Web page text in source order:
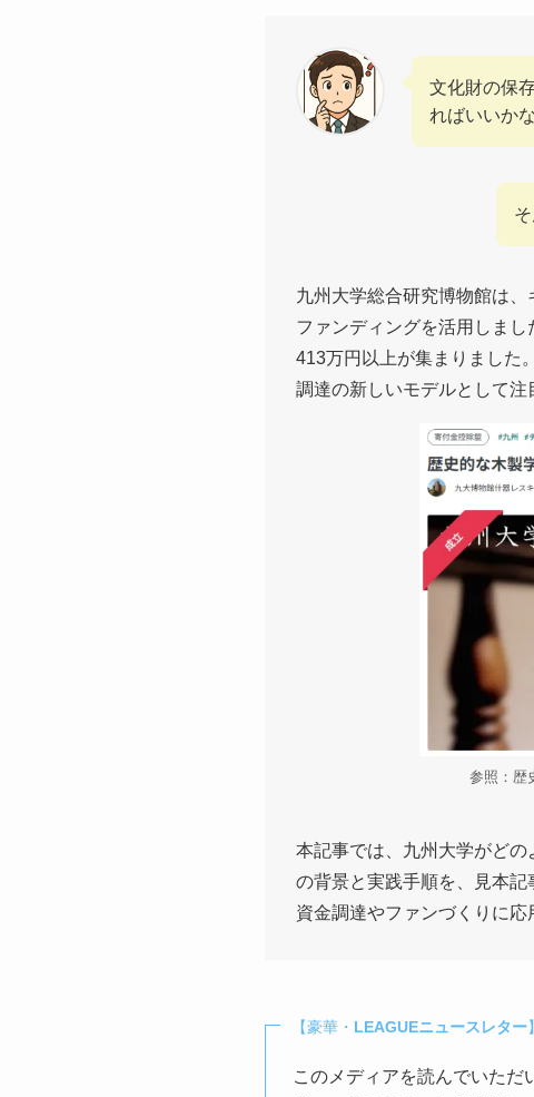
文化財の保
ればいいか
九州大学総合研究博物館は
ファンディングを活用しま
413万円以上が集まりました
調達の新しいモデルとして注
参照：歴
本記事では、九州大学がど
の背景と実践手順を、見本
資金調達やファンづくりに応
【豪華・ LEAGUEニュースレター
このメディアを読んでいた